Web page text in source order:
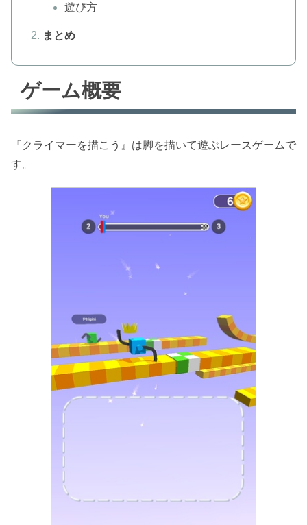
遊び方
まとめ
ゲーム概要
『クライマーを描こう』は脚を描いて遊ぶレースゲームで
す。